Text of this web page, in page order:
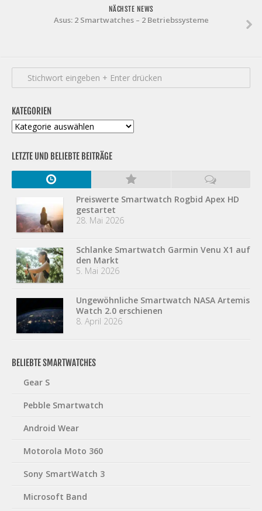
NÄCHSTE NEWS
Asus: 2 Smartwatches – 2 Betriebssysteme
KATEGORIEN
Kategorien
LETZTE UND BELIEBTE BEITRÄGE
Preiswerte Smartwatch Rogbid Apex HD
gestartet
28. Mai 2026
Schlanke Smartwatch Garmin Venu X1 auf
den Markt
5. Mai 2026
Ungewöhnliche Smartwatch NASA Artemis
Watch 2.0 erschienen
8. April 2026
BELIEBTE SMARTWATCHES
Gear S
Pebble Smartwatch
Android Wear
Motorola Moto 360
Sony SmartWatch 3
Microsoft Band